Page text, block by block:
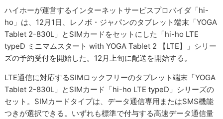
ハイホーが運営するインターネットサービスプロバイダ「hi-
ho」は、12月1日、レノボ・ジャパンのタブレット端末「YOGA
Tablet 2-830L」とSIMカードをセットにした「hi-ho LTE
typeD ミニマムスタート with YOGA Tablet 2 【LTE】」シリー
ズの予約受付を開始した。12月上旬に配送を開始する。
LTE通信に対応するSIMロックフリーのタブレット端末「YOGA
Tablet 2-830L」とSIMカード「hi-ho LTE typeD」シリーズの
セット。SIMカードタイプは、データ通信専用またはSMS機能
つきが選択できる。いずれも標準で付与する高速データ通信量